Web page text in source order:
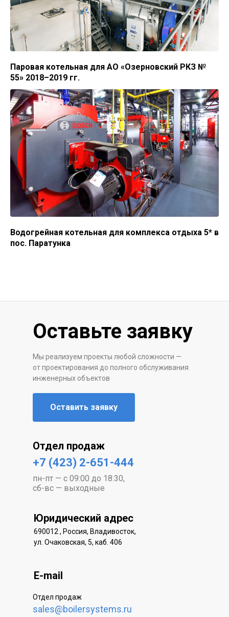
Паровая котельная для АО «Озерновский РКЗ №
55» 2018–2019 гг.
Водогрейная котельная для комплекса отдыха 5* в
пос. Паратунка
пн-пт — с 09:00 до 18:30,
сб-вс — выходные
Отдел продаж
sales@boilersystems.ru
690012 , Россия, Владивосток,
ул. Очаковская, 5, каб. 406
+7 (423) 2-651-444
Отдел продаж
E-mail
Юридический адрес
Мы реализуем проекты любой сложности —
от проектирования до полного обслуживания
инженерных объектов
Оставить заявку
Оставьте заявку